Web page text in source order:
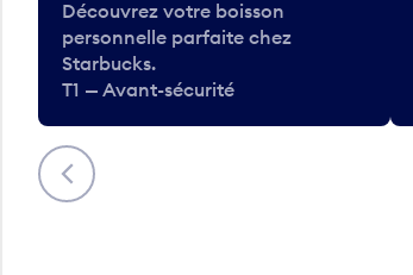
Précédent
Découvrez votre boisson
personnelle parfaite chez
Starbucks.
T1 — Avant-sécurité